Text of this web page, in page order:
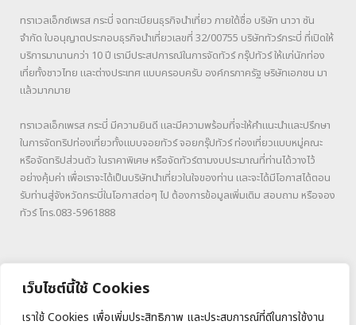
เว็บไซต์นี้ใช้ Cookies
เราใช้ Cookies เพื่อเพิ่มประสิทธิภาพ และประสบการณ์ที่ดีในการใช้งาน
ทราเวลเอ็กซ์เพรส กระบี่ จดทะเบียนธุรกิจนำเที่ยว ภายใต้ชื่อ บริษัท นาวา ซัน
จำกัด ใบอนุญาตประกอบธุรกิจนำเที่ยวเลขที่ 32/00755 บริษัททัวร์กระบี่ ที่เปิดให้
บริการมานานกว่า 10 ปี เรามีประสปการณ์ในการจัดทัวร์ กรุ๊ปทัวร์ ให้แก่นักท่อง
เที่ยทั้งชาวไทย และต่างประเทศ แบบครอบครับ องค์กรภาครัฐ ษริษัทเอกชน มา
แล้วมากมาย
ทราเวลเอ็กเพรส กระบี่ มีความยินดี และมีความพร้อมที่จะให้คำแนะนำและปรึกษา
ในการจัดทริปท่องเที่ยวทั้งแบบจอยทัวร์ จอยกรุ๊ปทัวร์ ท่องเที่ยวแบบหมู่คณะ
หรือจัดทริปส่วนตัว ในราคาพิเศษ หรือจัดทัวร์ตามงบประมาณที่ท่านได้วางไว้
อย่างคุ้มค่า เพื่อเราจะได้เป็นบริษัทนำเที่ยวในใจของท่าน และจะได้มีโอกาสได้ตอน
รับท่านสู่จังหวัดกระบี่ในโอกาสต่อๆ ไป ต้องการข้อมูลเพิ่มเติม สอบถาม หรือจอง
ทัวร์ โทร.083-5961888